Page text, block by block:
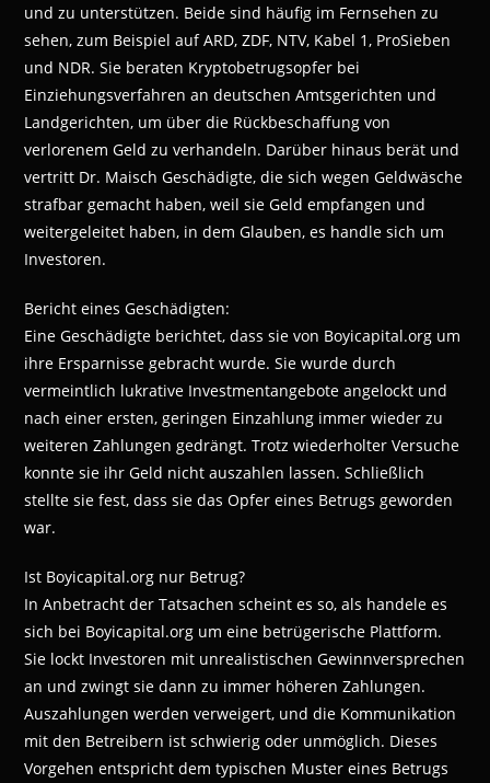
und zu unterstützen. Beide sind häufig im Fernsehen zu
sehen, zum Beispiel auf ARD, ZDF, NTV, Kabel 1, ProSieben
und NDR. Sie beraten Kryptobetrugsopfer bei
Einziehungsverfahren an deutschen Amtsgerichten und
Landgerichten, um über die Rückbeschaffung von
verlorenem Geld zu verhandeln. Darüber hinaus berät und
vertritt Dr. Maisch Geschädigte, die sich wegen Geldwäsche
strafbar gemacht haben, weil sie Geld empfangen und
weitergeleitet haben, in dem Glauben, es handle sich um
Investoren.
Bericht eines Geschädigten:
Eine Geschädigte berichtet, dass sie von Boyicapital.org um
ihre Ersparnisse gebracht wurde. Sie wurde durch
vermeintlich lukrative Investmentangebote angelockt und
nach einer ersten, geringen Einzahlung immer wieder zu
weiteren Zahlungen gedrängt. Trotz wiederholter Versuche
konnte sie ihr Geld nicht auszahlen lassen. Schließlich
stellte sie fest, dass sie das Opfer eines Betrugs geworden
war.
Ist Boyicapital.org nur Betrug?
In Anbetracht der Tatsachen scheint es so, als handele es
sich bei Boyicapital.org um eine betrügerische Plattform.
Sie lockt Investoren mit unrealistischen Gewinnversprechen
an und zwingt sie dann zu immer höheren Zahlungen.
Auszahlungen werden verweigert, und die Kommunikation
mit den Betreibern ist schwierig oder unmöglich. Dieses
Vorgehen entspricht dem typischen Muster eines Betrugs